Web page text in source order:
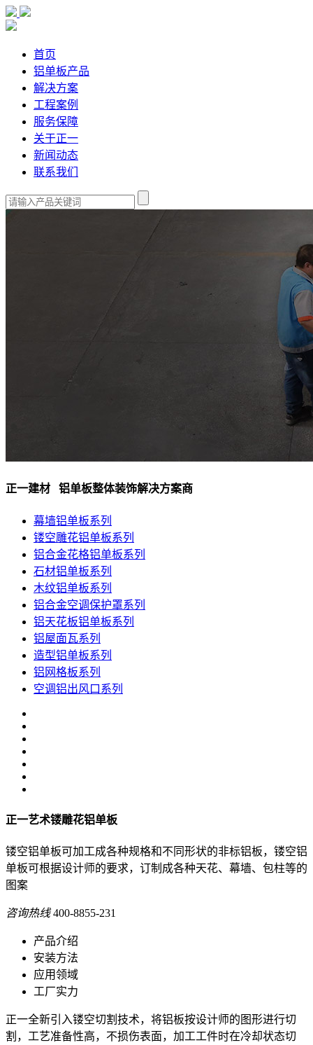
首页
铝单板产品
解决方案
工程案例
服务保障
关于正一
新闻动态
联系我们
正一建材 铝单板整体装饰解决方案商
幕墙铝单板系列
镂空雕花铝单板系列
铝合金花格铝单板系列
石材铝单板系列
木纹铝单板系列
铝合金空调保护罩系列
铝天花板铝单板系列
铝屋面瓦系列
造型铝单板系列
铝网格板系列
空调铝出风口系列
正一艺术镂雕花铝单板
镂空铝单板可加工成各种规格和不同形状的非标铝板，镂空铝
单板可根据设计师的要求，订制成各种天花、幕墙、包柱等的
图案
咨询热线 400-8855-231
产品介绍
安装方法
应用领域
工厂实力
正一全新引入镂空切割技术，将铝板按设计师的图形进行切
割，工艺准备性高，不损伤表面，加工工件时在冷却状态切